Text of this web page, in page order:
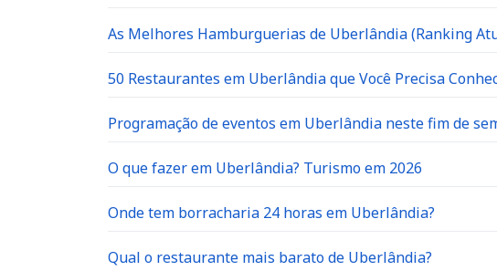
As Melhores Hamburguerias de Uberlândia (Ranking
50 Restaurantes em Uberlândia que Você Precisa
Programação de eventos em Uberlândia neste fim de
O que fazer em Uberlândia? Turismo em 2026
Onde tem borracharia 24 horas em Uberlândia?
Qual o restaurante mais barato de Uberlândia?